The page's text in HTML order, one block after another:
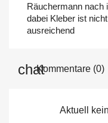
Räuchermann nach
dabei Kleber ist
ausreichend
Kommentare (0)
Aktuell